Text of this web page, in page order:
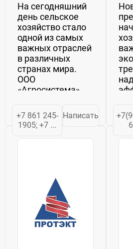
На сегодняшний
день сельское
хозяйство стало
одной из самых
важных отраслей
в различных
странах мира.
ООО
«Агросистема»
внимание
прямым
поставкам
сельскохозяйственной
сельскохозяйственных...
+7 861 245-
1905; +7 ...
Написать
и